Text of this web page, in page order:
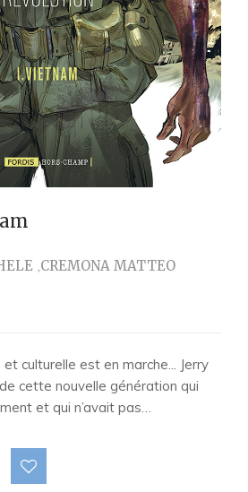
CREMONA MATTEO
culturelle est en marche... Jerry
cette nouvelle génération qui
et qui n’avait pas…